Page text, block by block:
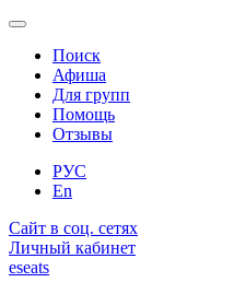
Поиск
Афиша
Для групп
Помощь
Отзывы
РУС
En
Сайт в соц. сетях
Личный кабинет
eseats